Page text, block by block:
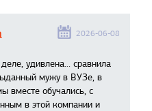
2026-06-08
удивлена… сравнила
мужу в ВУЗе, в
вместе обучались, с
в этой компании и